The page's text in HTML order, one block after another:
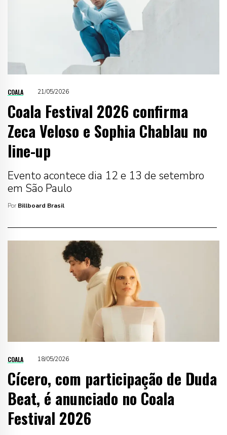
COALA 21/05/2026
Coala Festival 2026 confirma
Zeca Veloso e Sophia Chablau no
line-up
Evento acontece dia 12 e 13 de setembro
em São Paulo
Por Billboard Brasil
COALA 18/05/2026
Cícero, com participação de Duda
Beat, é anunciado no Coala
Festival 2026